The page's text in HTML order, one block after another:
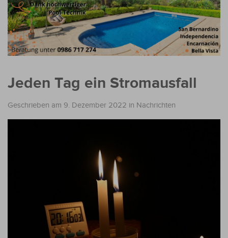
Jeden Tag ein Stromausfall
Geschrieben am 9. Dezember 2022 in Nachrichten